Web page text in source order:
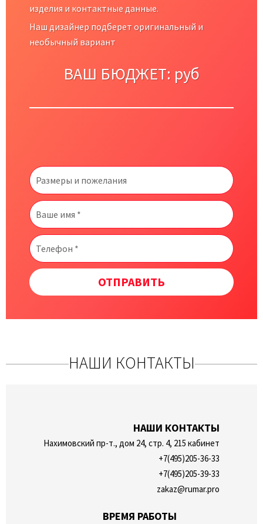
изделия и контактные данные.
Наш дизайнер подберет оригинальный и
необычный вариант
ВАШ БЮДЖЕТ: руб
ОТПРАВИТЬ
НАШИ КОНТАКТЫ
НАШИ КОНТАКТЫ
Нахимовский пр-т., дом 24, стр. 4, 215 кабинет
+7(495)205-36-33
+7(495)205-39-33
zakaz@rumar.pro
ВРЕМЯ РАБОТЫ